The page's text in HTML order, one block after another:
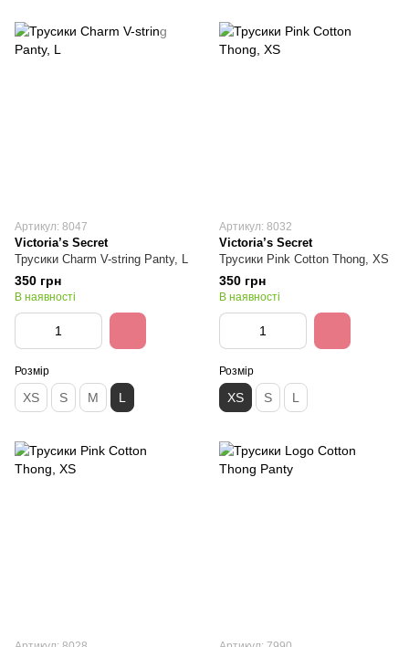
Артикул: 8047
Victoria’s Secret
Трусики Charm V-string Panty, L
350 грн
В наявності
Розмір
XS S M L
Артикул: 8032
Victoria’s Secret
Трусики Pink Cotton Thong, XS
350 грн
В наявності
Розмір
XS S L